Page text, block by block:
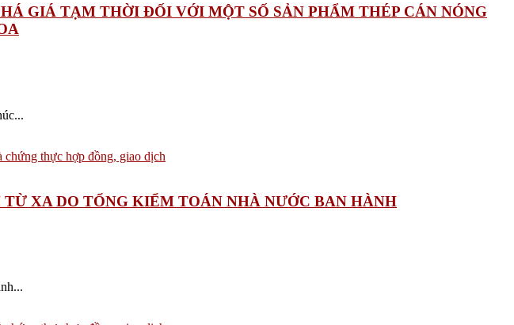
GIÁ TẠM THỜI ĐỐI VỚI MỘT SỐ SẢN PHẨM THÉP CÁN NÓNG
XA DO TỔNG KIỂM TOÁN NHÀ NƯỚC BAN HÀNH